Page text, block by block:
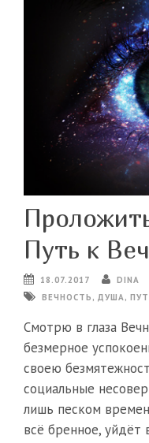
Путь к
18.07.2017 DINA
ВЕЧНОСТЬ , ДУША,
Смотрю в глаза
безмерное
своею
социальные
лишь песком
всё бренное, уйдёт